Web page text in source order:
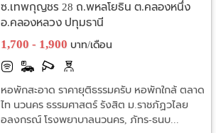
ซ.เทพกุญชร 28 ถ.พหลโยธิน ต.คลองหนึ่ง
อ.คลองหลวง ปทุมธานี
1,700 - 1,900 บาท/เดือน
หอพักสะอาด ราคายุติธรรมครับ หอพักใกล้ ตลาด
ไท นวนคร ธรรมศาสตร์ รังสิต ม.ราชภัฏวไลย
อลงกรณ์ โรงพยาบาลนวนคร, ภัทร-ธนบ...